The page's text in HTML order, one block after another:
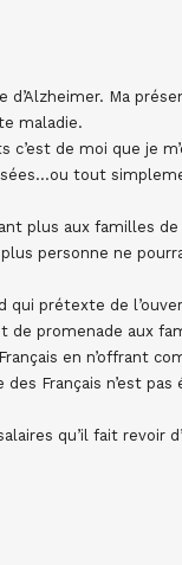
Ma
maladie.
de moi que je
tout
plus aux familles de
personne ne
qui prétexte de
de promenade aux
en n’offrant
Français n’est pas
qu’il fait revoir